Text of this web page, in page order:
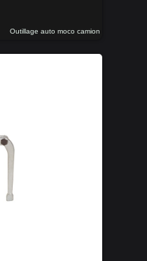
Outillage auto moco camion